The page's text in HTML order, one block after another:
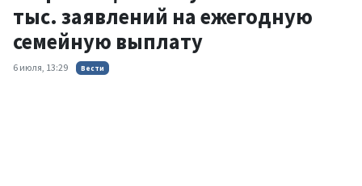
тыс. заявлений на ежегодную
семейную выплату
6 июля, 13:29 Вести